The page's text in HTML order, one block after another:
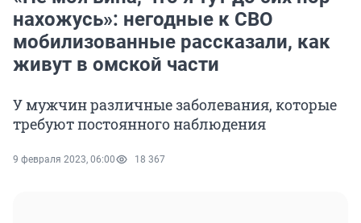
нахожусь»: негодные к СВО
мобилизованные рассказали, как
живут в омской части
У мужчин различные заболевания, которые
требуют постоянного наблюдения
9 февраля 2023, 06:00 18 367